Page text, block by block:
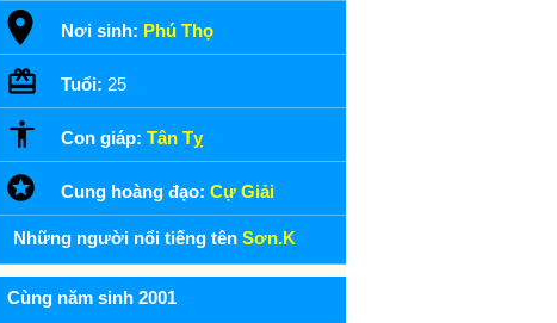
Nơi sinh: Phú Thọ
Tuổi: 25
Con giáp: Tân Tỵ
Cung hoàng đạo: Cự Giải
Những người nổi tiếng tên Sơn.K
Cùng năm sinh 2001